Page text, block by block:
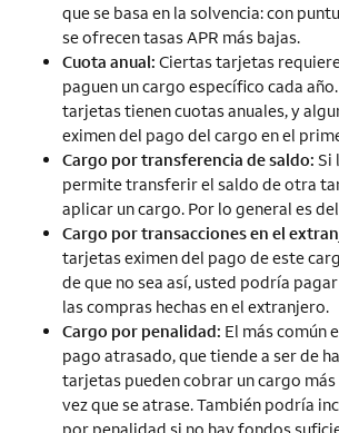
que se basa en la solvencia: con
se ofrecen tasas APR más bajas.
Cuota anual: Ciertas tarjetas
paguen un cargo específico cada
tarjetas tienen cuotas anuales, y
eximen del pago del cargo en el
Cargo por transferencia de saldo: Si
permite transferir el saldo de otra
aplicar un cargo. Por lo general es
Cargo por transacciones en el
tarjetas eximen del pago de este
de que no sea así, usted podría
las compras hechas en el extranjero.
Cargo por penalidad: El más común
pago atrasado, que tiende a ser de
tarjetas pueden cobrar un cargo
vez que se atrase. También podría